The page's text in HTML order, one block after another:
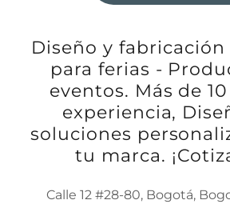
Diseño y fabricación
para ferias -
eventos. Más de
experiencia,
soluciones
tu marca.
Calle 12 #28-80, Bogotá,